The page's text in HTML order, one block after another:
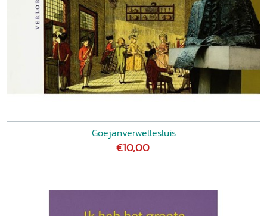
Goejanverwellesluis
€10,00